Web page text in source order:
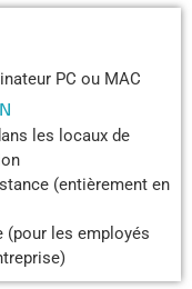
PC ou MAC
les locaux de
(entièrement en
(pour les employés